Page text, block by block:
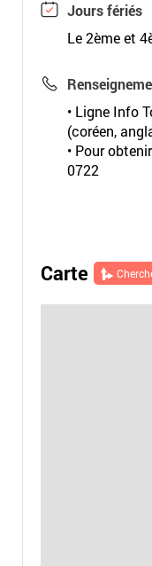
Jours fériés
Le 2ème et
• Ligne Info
(coréen,
• Pour
0722
Carte